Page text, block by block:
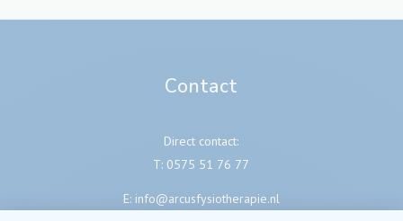
Contact
Direct contact:
T: 0575 51 76 77
E: info@arcusfysiotherapie.nl